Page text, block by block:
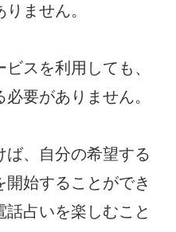
ません。
スを利用しても、
要がありません。
ば、自分の希望する
始することができ
占いを楽しむこと